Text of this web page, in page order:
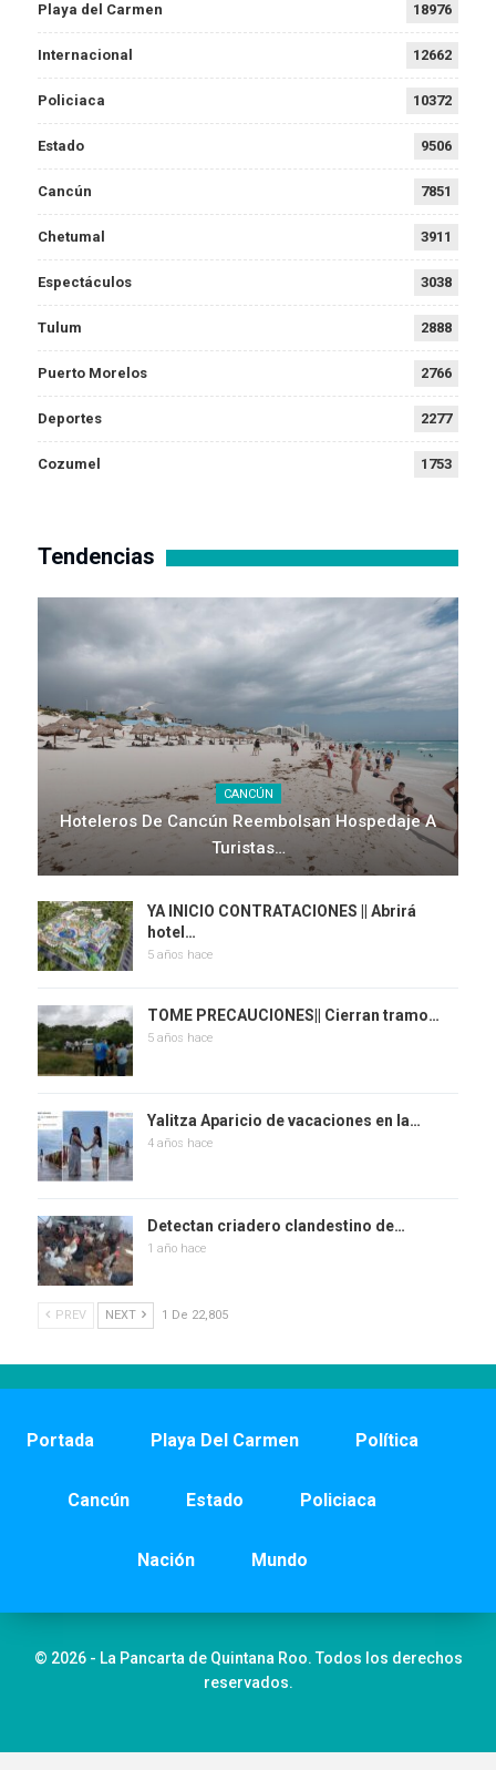
Playa del Carmen 18976
Internacional 12662
Policiaca 10372
Estado 9506
Cancún 7851
Chetumal 3911
Espectáculos 3038
Tulum 2888
Puerto Morelos 2766
Deportes 2277
Cozumel 1753
Tendencias
CANCÚN
Hoteleros De Cancún Reembolsan Hospedaje A
Turistas…
YA INICIO CONTRATACIONES || Abrirá
hotel…
5 años hace
TOME PRECAUCIONES|| Cierran tramo…
5 años hace
Yalitza Aparicio de vacaciones en la…
4 años hace
Detectan criadero clandestino de…
1 año hace
PREV NEXT 1 De 22,805
Portada Playa Del Carmen Política
Cancún Estado Policiaca
Nación Mundo
© 2026 - La Pancarta de Quintana Roo. Todos los derechos
reservados.